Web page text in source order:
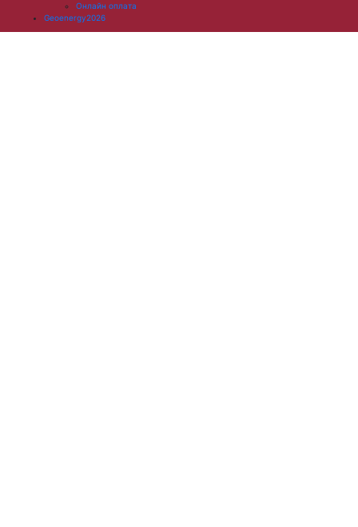
Онлайн оплата
Geoenergy2026